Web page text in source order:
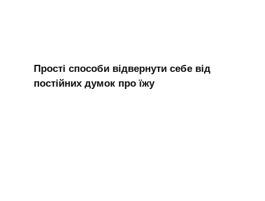
Прості способи відвернути себе від
постійних думок про їжу